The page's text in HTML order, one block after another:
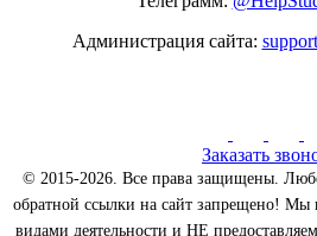
Администрация сайта:
Заказать
© 2015-2026. Все права защищены.
обратной ссылки на сайт запрещено! Мы
видами деятельности и НЕ